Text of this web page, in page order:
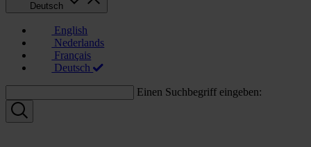
Deutsch
English
Nederlands
Français
Deutsch
Einen Suchbegriff eingeben: